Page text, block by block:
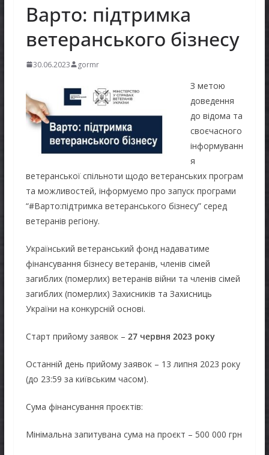
Варто: підтримка
ветеранського бізнесу
30.06.2023 gormr
З метою
доведення
до відома та
своєчасного
інформуванн
я
ветеранської спільноти щодо ветеранських програм
та можливостей, інформуємо про запуск програми
“#Варто:підтримка ветеранського бізнесу” серед
ветеранів регіону.
Український ветеранський фонд надаватиме
фінансування бізнесу ветеранів, членів сімей
загиблих (померлих) ветеранів війни та членів сімей
загиблих (померлих) Захисників та Захисниць
України на конкурсній основі.
Старт прийому заявок – 27 червня 2023 року
Останній день прийому заявок – 13 липня 2023 року
(до 23:59 за київським часом).
Сума фінансування проєктів:
Мінімальна запитувана сума на проєкт – 500 000 грн